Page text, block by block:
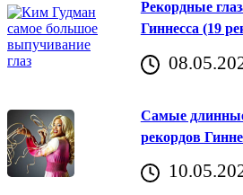
Рекордные
Гиннесса (19
Самые
рекордов